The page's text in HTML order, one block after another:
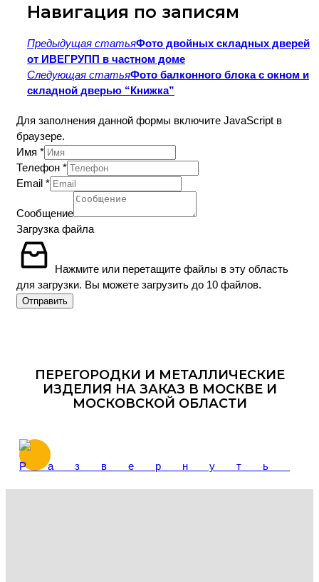
Навигация по записям
Предыдущая статьяФото двойных складных дверей
от ИВЕГРУПП в частном доме
Следующая статьяФото балконного блока с окном и
складной дверью “Книжка”
Для заполнения данной формы включите JavaScript в
браузере.
(копия)
Имя
Layout
Имя *
Телефон *
Email *
Сообщение
Загрузка файла
Нажмите или перетащите файлы в эту область
для загрузки. Вы можете загрузить до 10 файлов.
Отправить
ПЕРЕГОРОДКИ И МЕТАЛЛИЧЕСКИЕ
ИЗДЕЛИЯ НА ЗАКАЗ В МОСКВЕ И
МОСКОВСКОЙ ОБЛАСТИ